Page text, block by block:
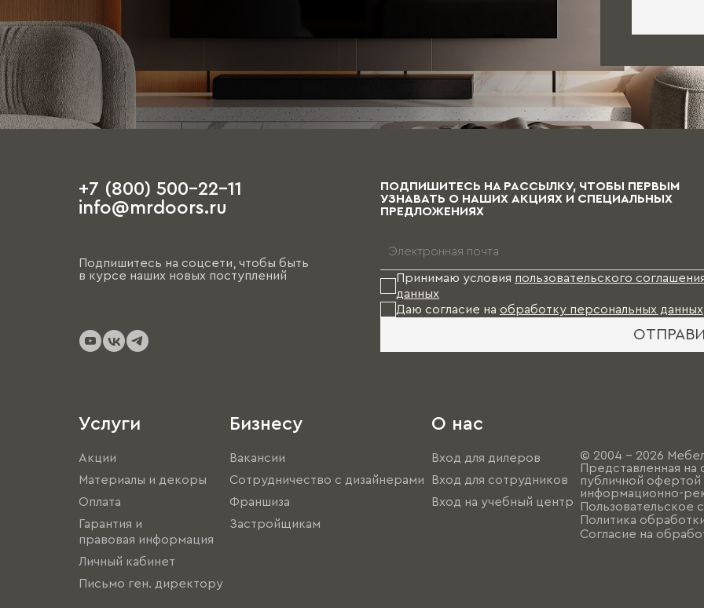
+7 (800) 500-22-11
info@mrdoors.ru
Подпишитесь на соцсети, чтобы быть
в курсе наших новых поступлений
ПОДПИШИТЕСЬ НА РАССЫЛКУ, ЧТОБЫ ПЕРВЫМ
УЗНАВАТЬ О НАШИХ АКЦИЯХ И СПЕЦИАЛЬНЫХ
ПРЕДЛОЖЕНИЯХ
Принимаю условия пользовательского
данных
Даю согласие на обработку персональных данных
Услуги
Акции
Материалы и декоры
Оплата
Гарантия и
правовая информация
Личный кабинет
Письмо ген. директору
Бизнесу
Вакансии
Сотрудничество с дизайнерами
Франшиза
Застройщикам
О нас
Вход для дилеров
Вход для сотрудников
Вход на учебный центр
© 2004 - 2026
Представленная на
публичной офертой
информационно-
Пользовательское
Политика
Согласие на